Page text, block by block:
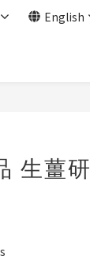
English
生薑研